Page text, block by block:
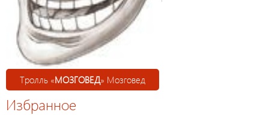
Тролль «МОЗГОВЕД» Мозговед
Избранное